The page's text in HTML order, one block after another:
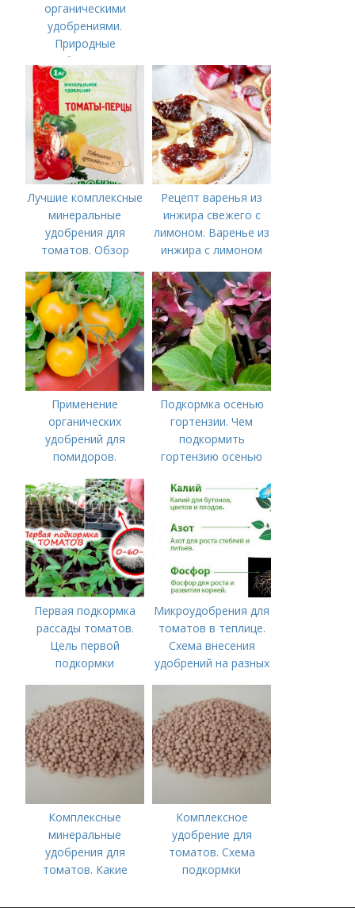
органическими
удобрениями.
Природные
удобрения для
подкормки "по листу"
Лучшие комплексные
минеральные
удобрения для
томатов. Обзор
удобрений для
томатов: правила
внесения в почву
Рецепт варенья из
инжира свежего с
лимоном. Варенье из
инжира с лимоном
Применение
органических
удобрений для
помидоров.
удобрения для
томатов
Подкормка осенью
гортензии. Чем
подкормить
гортензию осенью
Первая подкормка
рассады томатов.
Цель первой
подкормки
Микроудобрения для
томатов в теплице.
Схема внесения
удобрений на разных
помидоров
Комплексные
минеральные
удобрения для
томатов. Какие
используются для
Комплексное
удобрение для
томатов. Схема
подкормки
рассады до сбора